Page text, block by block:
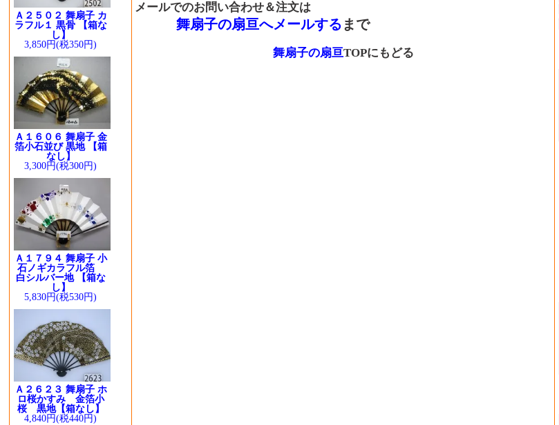
Ａ２５０２ 舞扇子 カ
ラフル１ 黒骨 【箱な
し】
3,850円(税350円)
Ａ１６０６ 舞扇子 金
箔小石並び 黒地 【箱
なし】
3,300円(税300円)
Ａ１７９４ 舞扇子 小
石ノギカラフル箔
白シルバー地 【箱な
し】
5,830円(税530円)
Ａ２６２３ 舞扇子 ホ
ロ桜かすみ 金箔小
桜 黒地【箱なし】
4,840円(税440円)
メールでのお問い合わせ＆注文は
舞扇子の扇亘へメールする まで
舞扇子の扇亘TOPにもどる